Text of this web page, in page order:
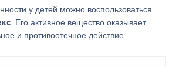
у детей можно воспользоваться
. Его активное вещество оказывает
и противоотечное действие.